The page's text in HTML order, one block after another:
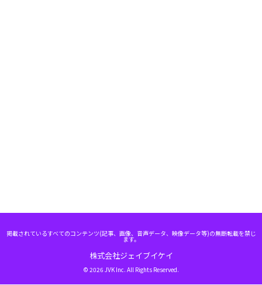
掲載されているすべてのコンテンツ(記事、画像、音声データ、映像データ等)の無断転載を禁じ
ます。
株式会社ジェイブイケイ
© 2026 JVK Inc. All Rights Reserved.